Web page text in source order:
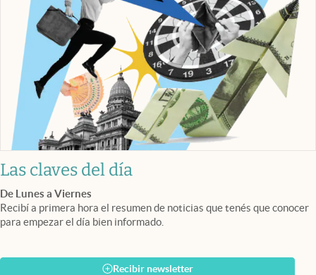
Las claves del día
De Lunes a Viernes
Recibí a primera hora el resumen de noticias que tenés que conocer
para empezar el día bien informado.
Recibir newsletter